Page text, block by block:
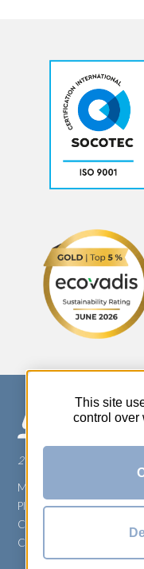
270 Rue Thérèse Planiol -
Mentions légales
Plan du site
Carrière
Conditions générales de
This site
control over